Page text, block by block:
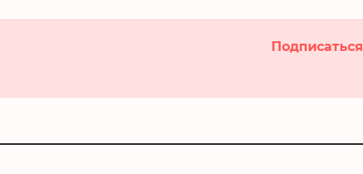
Подписаться